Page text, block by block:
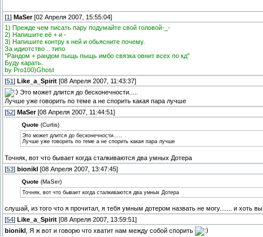
[1 ] MaSer[02 Апреля 2007, 15:55:04]
1) Прежде чем писать пару подумайте свой головой-_-
2) Напишите её + и -
3) Напишите контру к ней и обьясните почему.
За идиотство .. типо
"Рандом + рандом пыщь пыщь имбо связка овнит всех по кд"
Буду карать.
by Pro100)Ghost
[51 ] Like_a_Spirit [08 Апреля 2007, 11:43:37]
Это может длится до бесконечности.....
Лучше уже говорить по теме а не спорить какая пара лучше
[52] MaSer[08 Апреля 2007, 11:44:51]
Quote(Curtis)
Это может длится до бесконечности.....
Лучше уже говорить по теме а не спорить какая пара лучше
Точняк, вот что бывает когда сталкиваются два умных Дотера
[53] bionikl [08 Апреля 2007, 13:47:45]
Quote(MaSer)
Точняк, вот что бывает когда сталкиваются два умных Дотера
слушай, из того что я прочитал, я тебя умным дотером назвать не могу....... и хоть
[54] Like_a_Spirit [08 Апреля 2007, 13:59:51]
bionikl , Я ж вот и говорю что хватит нам между собой спорить